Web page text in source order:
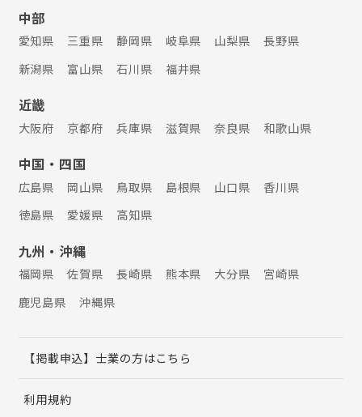
中部
愛知県 三重県 静岡県 岐阜県 山梨県
長野県
新潟県
富山県 石川県 福井県
近畿
大阪府 京都府 兵庫県 滋賀県 奈良県 和歌山県
中国・四国
広島県 岡山県 鳥取県 島根県 山口県
香川県
徳島県
愛媛県 高知県
九州・沖縄
福岡県 佐賀県 長崎県 熊本県 大分県
宮崎県
鹿児島県
沖縄県
【掲載申込】士業の方はこちら
利用規約